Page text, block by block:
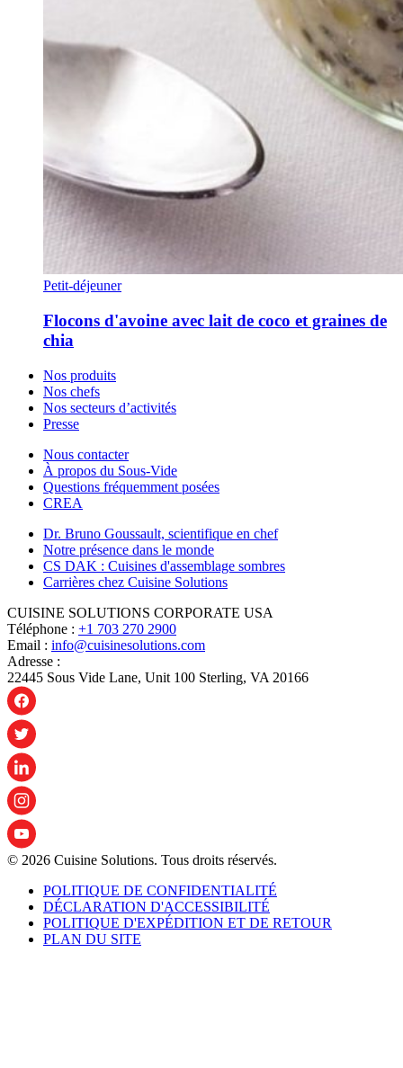
Petit-déjeuner
Flocons d'avoine avec lait de coco et graines de
chia
Nos produits
Nos chefs
Nos secteurs d’activités
Presse
Nous contacter
À propos du Sous-Vide
Questions fréquemment posées
CREA
Dr. Bruno Goussault, scientifique en chef
Notre présence dans le monde
CS DAK : Cuisines d'assemblage sombres
Carrières chez Cuisine Solutions
CUISINE SOLUTIONS CORPORATE USA
Téléphone : +1 703 270 2900
Email : info@cuisinesolutions.com
Adresse :
22445 Sous Vide Lane, Unit 100 Sterling, VA 20166
© 2026 Cuisine Solutions. Tous droits réservés.
POLITIQUE DE CONFIDENTIALITÉ
DÉCLARATION D'ACCESSIBILITÉ
POLITIQUE D'EXPÉDITION ET DE RETOUR
PLAN DU SITE